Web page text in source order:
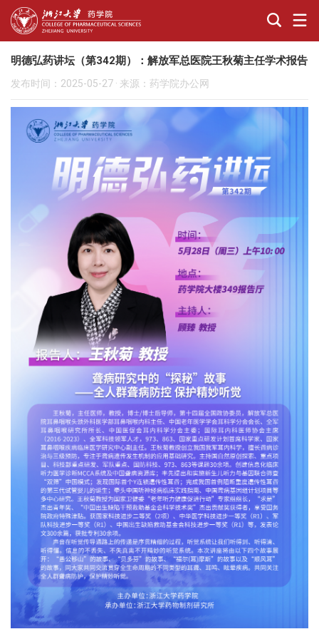
明德弘药讲坛（第342期）：解放军总医院王秋菊主任学术报告
发布时间：2025-05-27 · 来源：药学院办公网